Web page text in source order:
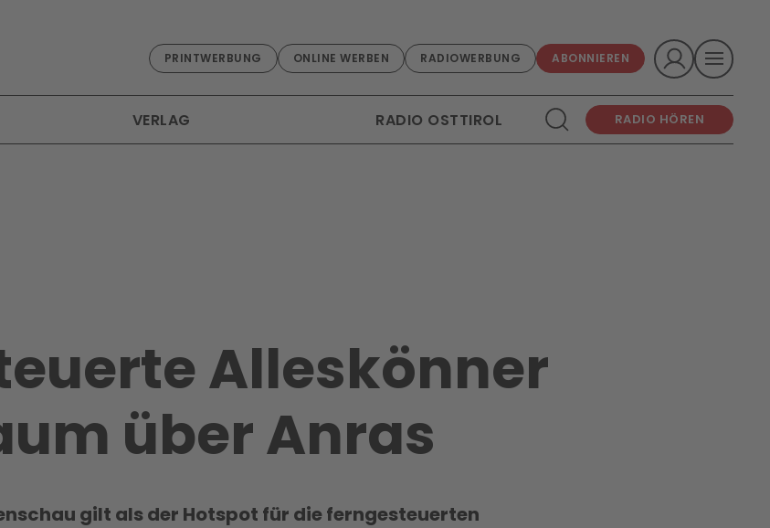
PRINTWERBUNG ONLINE WERBEN RADIOWERBUNG ABONNIEREN
VERLAG RADIO OSTTIROL RADIO HÖREN
Alleskönner
über Anras
gilt als der Hotspot für die ferngesteuerten